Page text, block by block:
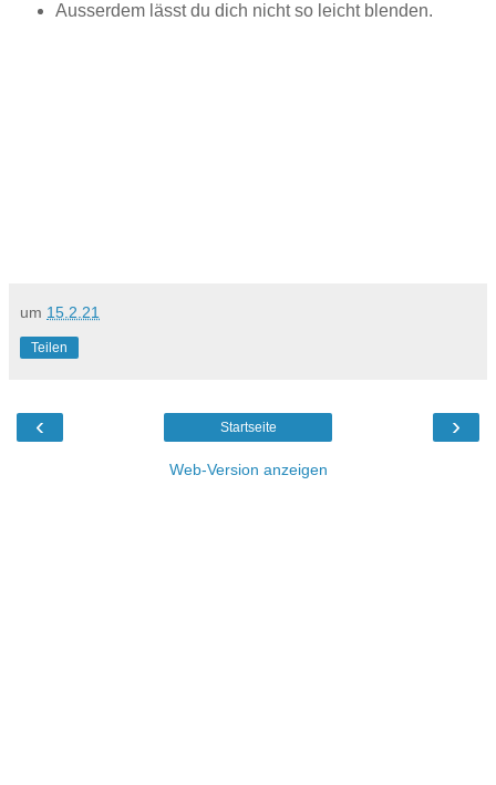
Ausserdem lässt du dich nicht so leicht blenden.
um 15.2.21
Teilen
‹ ›
Startseite
Web-Version anzeigen